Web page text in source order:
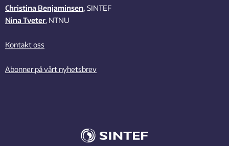
Christina Benjaminsen, SINTEF
Nina Tveter, NTNU
Kontakt oss
Abonner på vårt nyhetsbrev